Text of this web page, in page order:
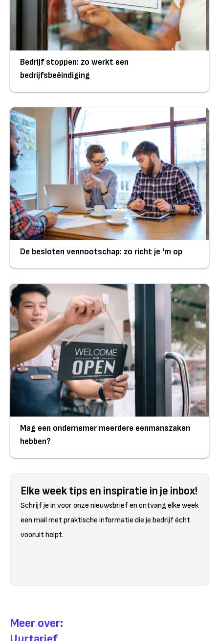
Bedrijf stoppen: zo werkt een
bedrijfsbeëindiging
De besloten vennootschap: zo richt je 'm op
Mag een ondernemer meerdere eenmanszaken
hebben?
Elke week tips en inspiratie in je inbox!
Schrijf je in voor onze nieuwsbrief en ontvang elke week
een mail met praktische informatie die je bedrijf écht
vooruit helpt.
Meer over: